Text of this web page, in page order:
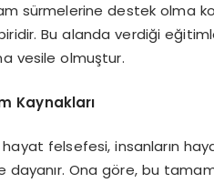
sürmelerine destek olma
Bu alanda verdiği
vesile olmuştur.
Kaynakları
felsefesi, insanların
Ona göre, bu